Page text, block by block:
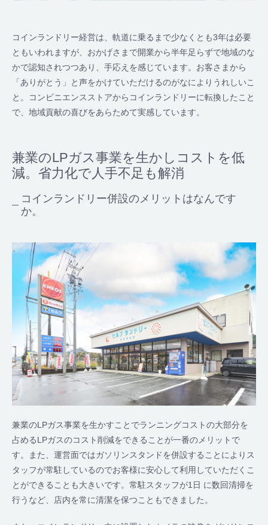
コインランドリー経営は、軌道に乗るまで少なくとも3年は必要
ともいわれますが、おかげさまで開業から半年足らずで地域のな
かで認知されつつあり、手応えを感じています。お客さまから
「ありがとう」と声をかけていただけるのがなによりうれしいこ
と。コンビニエンスストアからコインランドリーに転換したこと
で、地域貢献の喜びをあらためて実感しています。
兼業のLPガス事業を生かしコストを低
減。省力化で人手不足も解消
コインランドリー併設のメリットはなんです
か。
兼業のLPガス事業を生かすことでランニングコストの大部分を
占めるLPガスのコスト削減をできることが一番のメリットで
す。また、運営面ではガソリンスタンドを併設することによりス
タッフが常駐しているのでお客様に安心して利用していただくこ
とができることも大きいです。常駐スタッフが1日 に数回清掃を
行うなど、店内を常に清潔を保つこともできました。